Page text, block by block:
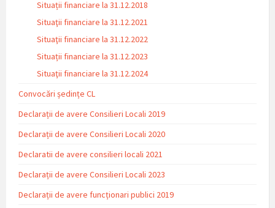
Situații financiare la 31.12.2018
Situaţii financiare la 31.12.2021
Situaţii financiare la 31.12.2022
Situații financiare la 31.12.2023
Situaţii financiare la 31.12.2024
Convocări ședințe CL
Declarații de avere Consilieri Locali 2019
Declarații de avere Consilieri Locali 2020
Declaratii de avere consilieri locali 2021
Declarații de avere Consilieri Locali 2023
Declarații de avere funcționari publici 2019